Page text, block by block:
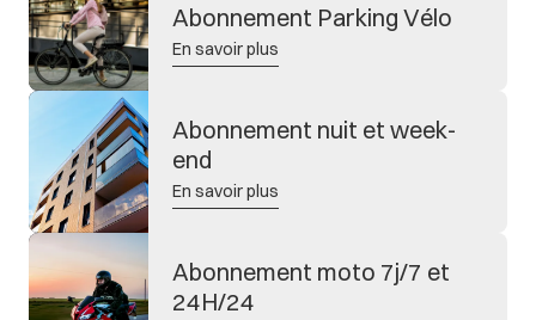
Abonnement Parking Vélo
En savoir plus
Abonnement nuit et week-
end
En savoir plus
Abonnement moto 7j/7 et
24H/24